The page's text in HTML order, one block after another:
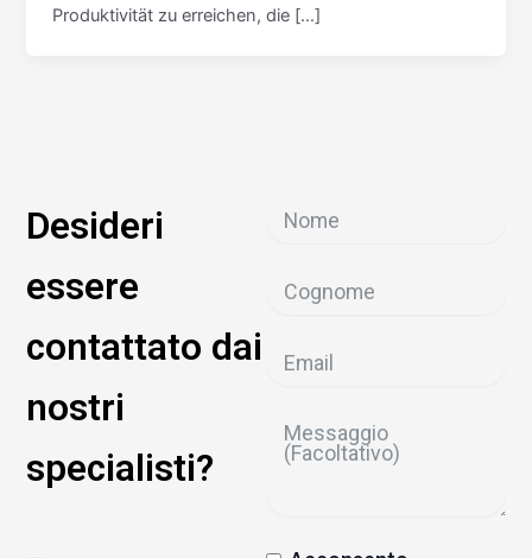
Produktivität zu erreichen, die […]
Desideri
essere
contattato dai
nostri
specialisti?